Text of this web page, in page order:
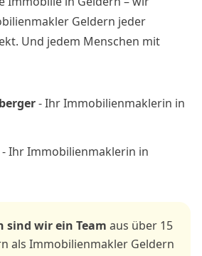
Geldern jeder
Und jedem Menschen mit
- Ihr Immobilienmaklerin in
- Ihr Immobilienmaklerin in
sind wir ein Team aus über 15
als Immobilienmakler Geldern